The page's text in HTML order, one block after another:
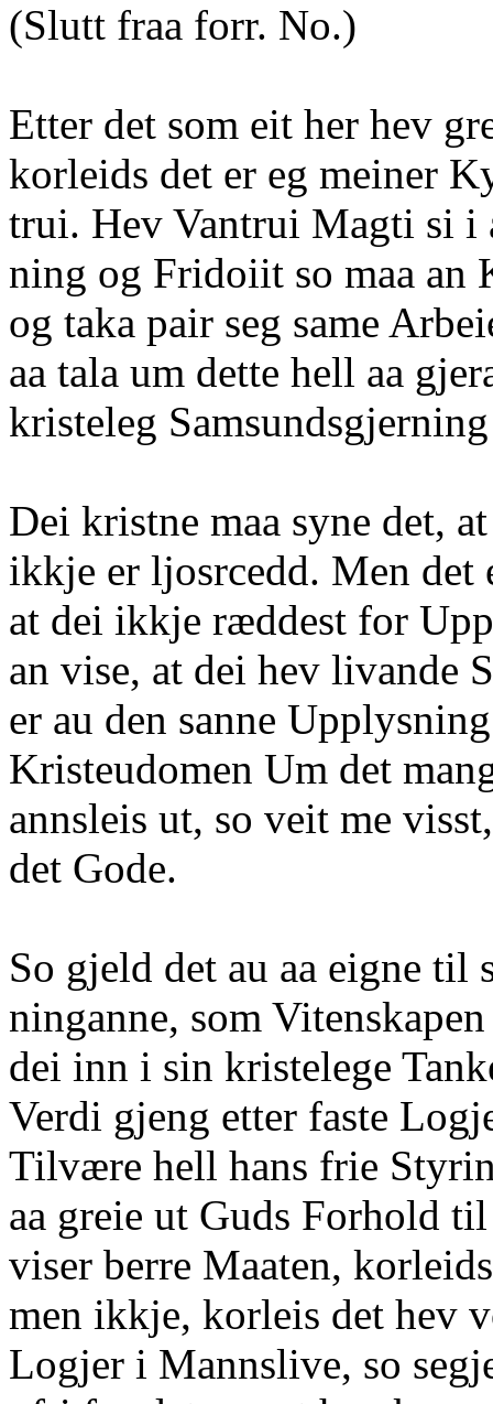
(Slutt fraa forr. No.)
Etter det som eit her hev
korleids det er eg meiner
trui. Hev Vantrui Magti si i
ning og Fridoiit so maa an
og taka pair seg same
aa tala um dette hell aa
kristeleg Samsundsgjerning
Dei kristne maa syne det,
ikkje er ljosrcedd. Men det
at dei ikkje ræddest for
an vise, at dei hev livande
er au den sanne
Kristeudomen Um det
annsleis ut, so veit me
det Gode.
So gjeld det au aa eigne til
ninganne, som
dei inn i sin kristelege
Verdi gjeng etter faste
Tilvære hell hans frie
aa greie ut Guds Forhold
viser berre Maaten,
men ikkje, korleis det hev
Logjer i Mannslive, so